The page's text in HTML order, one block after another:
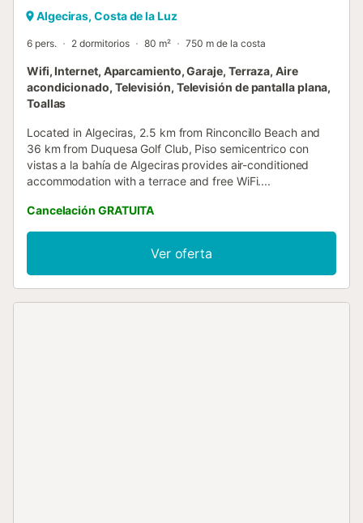
Algeciras, Costa de la Luz
6 pers. 2 dormitorios 80 m² 750 m de la costa
Wifi, Internet, Aparcamiento, Garaje, Terraza, Aire
acondicionado, Televisión, Televisión de pantalla plana,
Toallas
Located in Algeciras, 2.5 km from Rinconcillo Beach and
36 km from Duquesa Golf Club, Piso semicentrico con
vistas a la bahía de Algeciras provides air-conditioned
accommodation with a terrace and free WiFi....
Cancelación GRATUITA
Ver oferta